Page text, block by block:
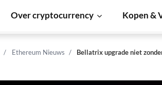
Over cryptocurrency Kopen &
Ethereum Nieuws
Bellatrix upgrade niet